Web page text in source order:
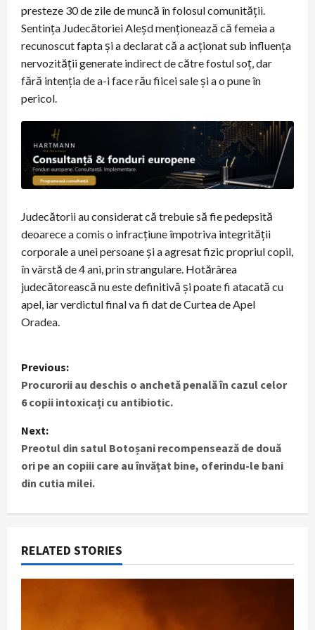
presteze 30 de zile de muncă în folosul comunității.
Sentința Judecătoriei Aleșd menționează că femeia a
recunoscut fapta și a declarat că a acționat sub influența
nervozității generate indirect de către fostul soț, dar
fără intenția de a-i face rău fiicei sale și a o pune în
pericol.
Judecătorii au considerat că trebuie să fie pedepsită
deoarece a comis o infracțiune împotriva integrității
corporale a unei persoane și a agresat fizic propriul copil,
în vârstă de 4 ani, prin strangulare. Hotărârea
judecătorească nu este definitivă și poate fi atacată cu
apel, iar verdictul final va fi dat de Curtea de Apel
Oradea.
P
o
s
t
n
a
v
i
Previous:
Procurorii au deschis o anchetă penală în cazul celor
6 copii intoxicați cu antibiotic.
Next:
Preotul din satul Botoșani recompensează de două
ori pe an copiii care au învățat bine, oferindu-le bani
din cutia milei.
RELATED STORIES